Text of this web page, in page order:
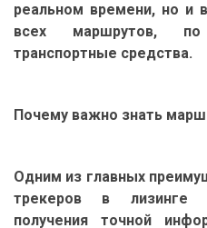
реальном времени, но и
всех маршрутов,
транспортные средства.
Почему важно знать
Одним из главных
трекеров в лизинге
получения точной